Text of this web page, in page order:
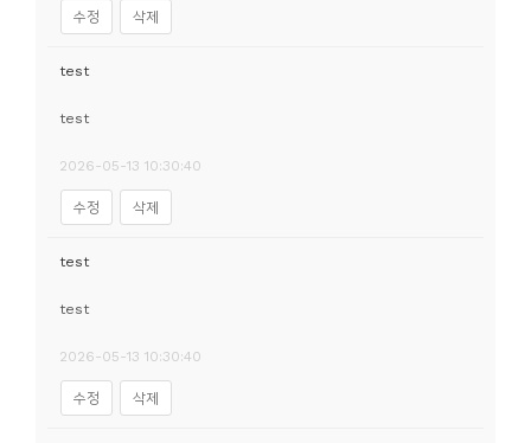
수정 삭제
test
test
2026-05-13 10:30:40
수정 삭제
test
test
2026-05-13 10:30:40
수정 삭제